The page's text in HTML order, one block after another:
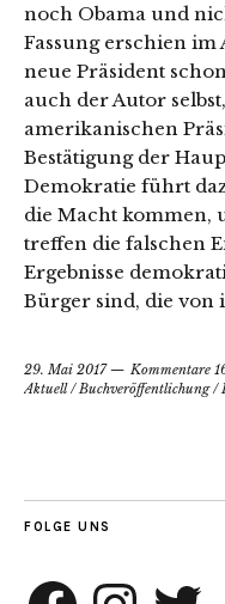
noch Obama und
Fassung erschien im
neue Präsident
auch der Autor
amerikanischen
Bestätigung der
Demokratie führt
die Macht kommen,
treffen die falschen
Ergebnisse
Bürger sind, die von
29. Mai 2017
Kommentare
Aktuell/Buchveröffentlichung/
FOLGE UNS
Facebook InstagramTwitter